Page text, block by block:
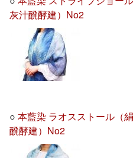
灰汁醗酵建）No2
○本藍染 ラオスストール（
醗酵建）No2